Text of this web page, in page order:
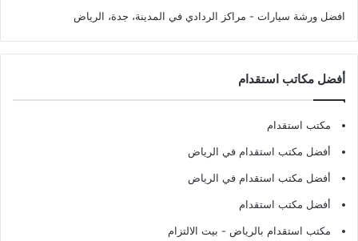
افضل ورشة سيارات - مراكز الردادي في المدينة، جدة، الرياض
أفضل مكاتب استقدام
مكتب استقدام
أفضل مكتب استقدام في الرياض
أفضل مكتب استقدام في الرياض
أفضل مكتب استقدام
مكتب استقدام بالرياض - بيت الالتزام